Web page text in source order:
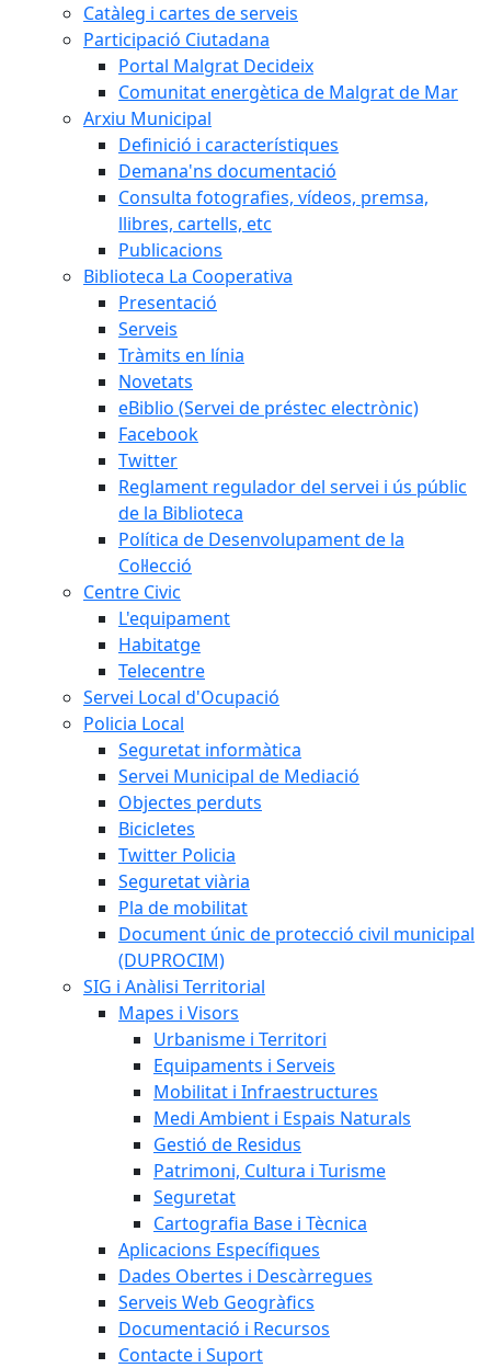
Catàleg i cartes de serveis
Participació Ciutadana
Portal Malgrat Decideix
Comunitat energètica de Malgrat de Mar
Arxiu Municipal
Definició i característiques
Demana'ns documentació
Consulta fotografies, vídeos, premsa,
llibres, cartells, etc
Publicacions
Biblioteca La Cooperativa
Presentació
Serveis
Tràmits en línia
Novetats
eBiblio (Servei de préstec electrònic)
Facebook
Twitter
Reglament regulador del servei i ús públic
de la Biblioteca
Política de Desenvolupament de la
Col·lecció
Centre Civic
L'equipament
Habitatge
Telecentre
Servei Local d'Ocupació
Policia Local
Seguretat informàtica
Servei Municipal de Mediació
Objectes perduts
Bicicletes
Twitter Policia
Seguretat viària
Pla de mobilitat
Document únic de protecció civil municipal
(DUPROCIM)
SIG i Anàlisi Territorial
Mapes i Visors
Urbanisme i Territori
Equipaments i Serveis
Mobilitat i Infraestructures
Medi Ambient i Espais Naturals
Gestió de Residus
Patrimoni, Cultura i Turisme
Seguretat
Cartografia Base i Tècnica
Aplicacions Específiques
Dades Obertes i Descàrregues
Serveis Web Geogràfics
Documentació i Recursos
Contacte i Suport